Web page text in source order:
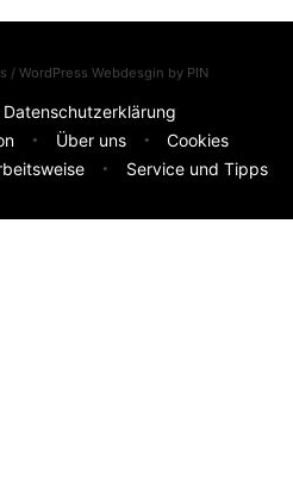
/ WordPress Webdesgin by PIN
Datenschutzerklärung
Über uns
Cookies
Service und Tipps